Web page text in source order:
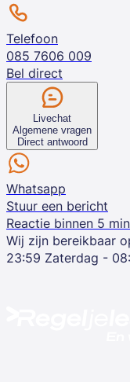
Telefoon
085 7606 009
Bel direct
Livechat
Algemene vragen
Direct antwoord
Whatsapp
Stuur een bericht
Reactie binnen 5
Wij zijn bereikbaar
23:59 Zaterdag -